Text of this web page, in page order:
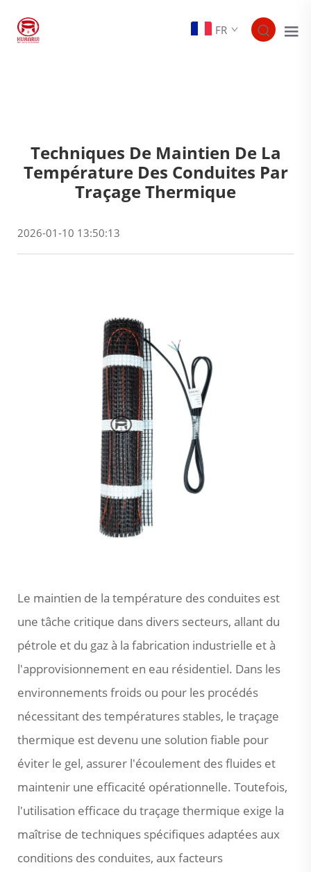
FR
Techniques De Maintien De La
Température Des Conduites Par
Traçage Thermique
2026-01-10 13:50:13
Le maintien de la température des conduites est
une tâche critique dans divers secteurs, allant du
pétrole et du gaz à la fabrication industrielle et à
l'approvisionnement en eau résidentiel. Dans les
environnements froids ou pour les procédés
nécessitant des températures stables, le traçage
thermique est devenu une solution fiable pour
éviter le gel, assurer l'écoulement des fluides et
maintenir une efficacité opérationnelle. Toutefois,
l'utilisation efficace du traçage thermique exige la
maîtrise de techniques spécifiques adaptées aux
conditions des conduites, aux facteurs